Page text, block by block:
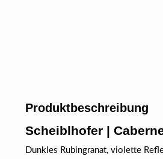
Produktbeschreibung
Scheiblhofer |
Dunkles Rubingranat, violette